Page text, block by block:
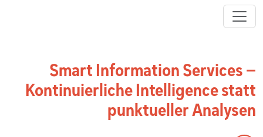
Smart Information Services –
Kontinuierliche Intelligence statt
punktueller Analysen